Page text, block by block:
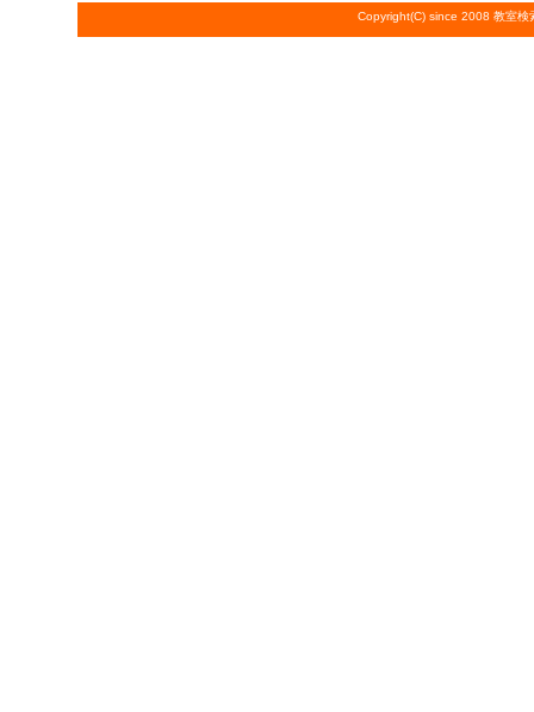
Copyright(C) since 2008 教室検